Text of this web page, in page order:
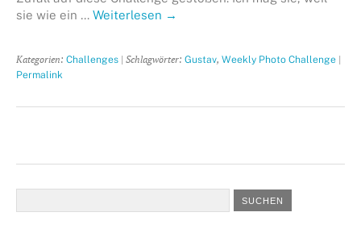
sie wie ein … Weiterlesen →
Kategorien: Challenges | Schlagwörter: Gustav, Weekly Photo Challenge |
Permalink